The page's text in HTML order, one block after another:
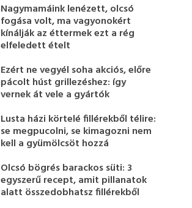
Nagymamáink lenézett, olcsó
fogása volt, ma vagyonokért
kínálják az éttermek ezt a rég
elfeledett ételt
Ezért ne vegyél soha akciós, előre
pácolt húst grillezéshez: így
vernek át vele a gyártók
Lusta házi körtelé fillérekből télire:
se megpucolni, se kimagozni nem
kell a gyümölcsöt hozzá
Olcsó bögrés barackos süti: 3
egyszerű recept, amit pillanatok
alatt összedobhatsz fillérekből